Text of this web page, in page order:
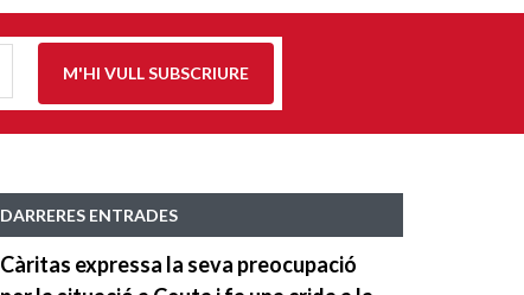
M'HI VULL SUBSCRIURE
DARRERES ENTRADES
Càritas expressa la seva preocupació